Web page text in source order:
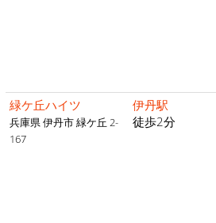
緑ケ丘ハイツ
兵庫県 伊丹市 緑ケ丘 2-
167
伊丹駅
徒歩2分